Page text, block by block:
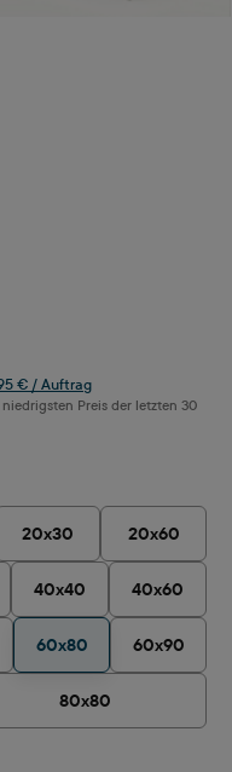
€ / Auftrag
Preis der letzten 30
20x30 20x60
40x40 40x60
60x80 60x90
80x80